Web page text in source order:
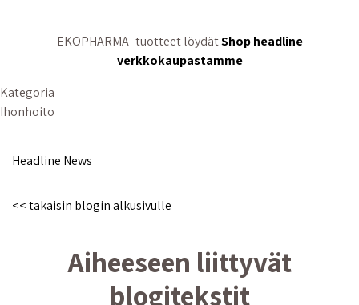
EKOPHARMA -tuotteet löydätShop headline
verkkokaupastamme
Kategoria
Ihonhoito
Headline News
<< takaisin blogin alkusivulle
Aiheeseen liittyvät
blogitekstit